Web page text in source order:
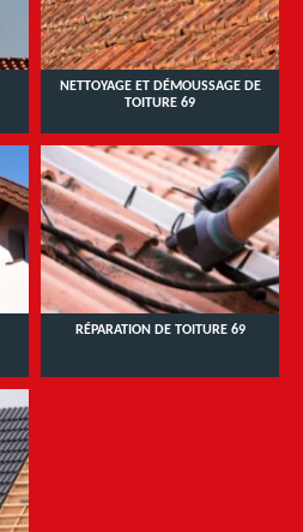
NETTOYAGE ET DÉMOUSSAGE DE
TOITURE 69
RÉPARATION DE TOITURE 69